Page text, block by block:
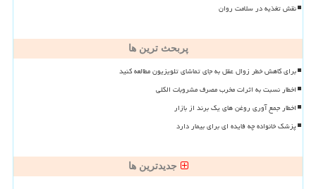
نقش تغذیه در سلامت روان
پربحث ترین ها
برای کاهش خطر زوال عقل به جای تماشای تلویزیون مطالعه کنید
اخطار نسبت به اثرات مخرب مصرف مشروبات الکلی
اخطار جمع آوری روغن های یک برند از بازار
پزشک خانواده چه فایده ای برای بیمار دارد
جدیدترین ها